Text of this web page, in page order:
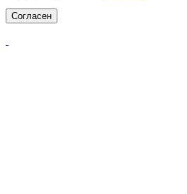
Согласен